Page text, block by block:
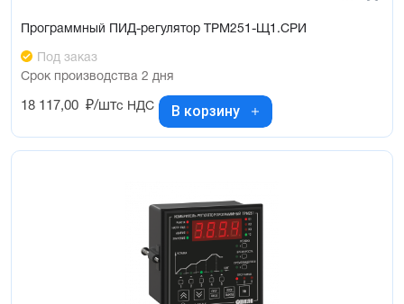
Программный ПИД-регулятор ТРМ251-Щ1.СРИ
Под заказ
Срок производства 2 дня
18 117,00 ₽/штс НДС В корзину